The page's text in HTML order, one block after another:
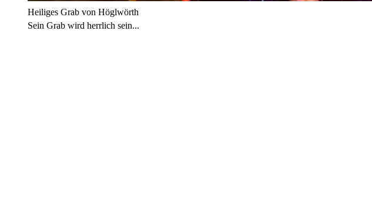
Heiliges Grab von Höglwörth
Sein Grab wird herrlich sein...